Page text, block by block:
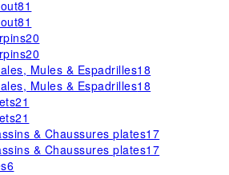
81
81
20
20
Mules & Espadrilles18
Mules & Espadrilles18
21
21
& Chaussures plates17
& Chaussures plates17
6